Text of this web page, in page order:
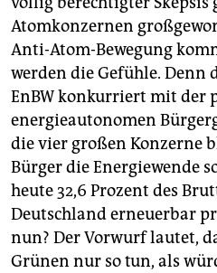
Atomkonzernen
Anti-Atom-Bewegung
werden die Gefühle. Denn
EnBW konkurriert mit der
energieautonomen
die vier großen Konzerne
Bürger die Energiewende
heute 32,6 Prozent des
Deutschland erneuerbar
nun? Der Vorwurf lautet,
Grünen nur so tun, als